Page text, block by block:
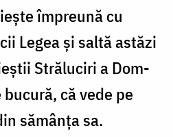
împreună cu
Legea şi saltă astăzi
Străluciri a Dom­
că vede pe
sămânţa sa.